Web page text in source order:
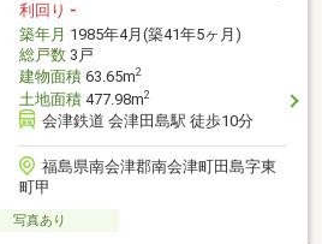
利回り -
築年月 1985年4月(築41年5ヶ月)
総戸数3戸
建物面積63.65m2
土地面積477.98m2
会津鉄道 会津田島駅 徒歩10分
福島県南会津郡南会津町田島字東
町甲
写真あり